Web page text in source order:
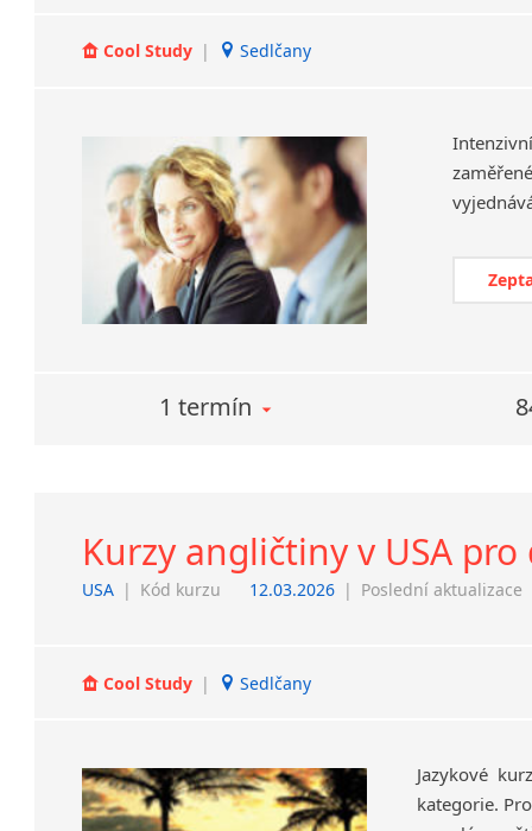
Cool Study | Sedlčany
1 termín
Kurzy angličtiny v USA
USA | Kód kurzu 12.03.2026 | Poslední aktualizace
Cool Study | Sedlčany
Jazykové
kategorie.